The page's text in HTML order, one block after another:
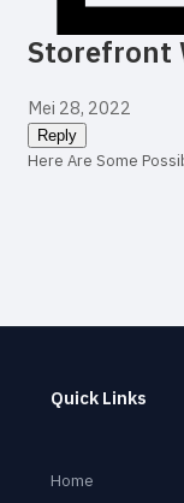
Storefront
Mei 28, 2022
Reply
Here Are Some
Quick Links
Home